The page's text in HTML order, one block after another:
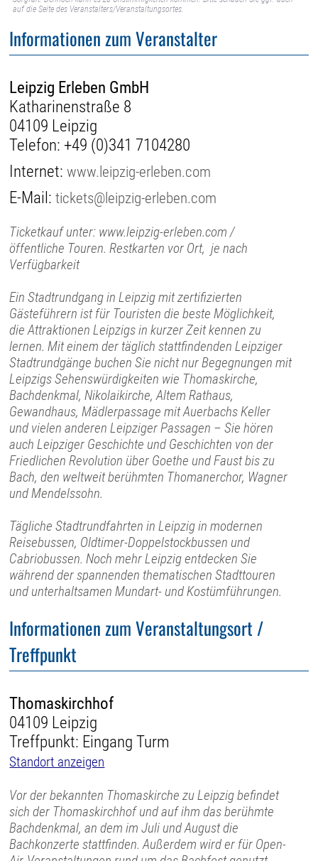
auf die Seite des Veranstalters/Veranstaltungsortes.
Informationen zum Veranstalter
Leipzig Erleben GmbH
Katharinenstraße 8
04109 Leipzig
Telefon: +49 (0)341 7104280
Internet:www.leipzig-erleben.com
E-Mail:tickets@leipzig-erleben.com
Ticketkauf unter: www.leipzig-erleben.com /
öffentliche Touren. Restkarten vor Ort, je nach
Verfügbarkeit
Ein Stadtrundgang in Leipzig mit zertifizierten
Gästeführern ist für Touristen die beste Möglichkeit,
die Attraktionen Leipzigs in kurzer Zeit kennen zu
lernen. Mit einem der täglich stattfindenden Leipziger
Stadtrundgänge buchen Sie nicht nur Begegnungen mit
Leipzigs Sehenswürdigkeiten wie Thomaskirche,
Bachdenkmal, Nikolaikirche, Altem Rathaus,
Gewandhaus, Mädlerpassage mit Auerbachs Keller
und vielen anderen Leipziger Passagen – Sie hören
auch Leipziger Geschichte und Geschichten von der
Friedlichen Revolution über Goethe und Faust bis zu
Bach, den weltweit berühmten Thomanerchor, Wagner
und Mendelssohn.
Tägliche Stadtrundfahrten in Leipzig in modernen
Reisebussen, Oldtimer-Doppelstockbussen und
Cabriobussen. Noch mehr Leipzig entdecken Sie
während der spannenden thematischen Stadttouren
und unterhaltsamen Mundart- und Kostümführungen.
Informationen zum Veranstaltungsort /
Treffpunkt
Thomaskirchhof
04109 Leipzig
Treffpunkt: Eingang Turm
Standort anzeigen
Vor der bekannten Thomaskirche zu Leipzig befindet
sich der Thomaskirchhof und auf ihm das berühmte
Bachdenkmal, an dem im Juli und August die
Bachkonzerte stattfinden. Außerdem wird er für Open-